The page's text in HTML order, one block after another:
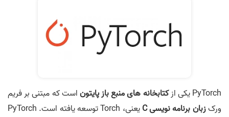
PyTorch یکی از کتابخانه های منبع باز پایتوناست که مبتنی بر فریم
ورکزبان برنامه نویسی C
یعنی، Torch توسعه یافته است. PyTorch